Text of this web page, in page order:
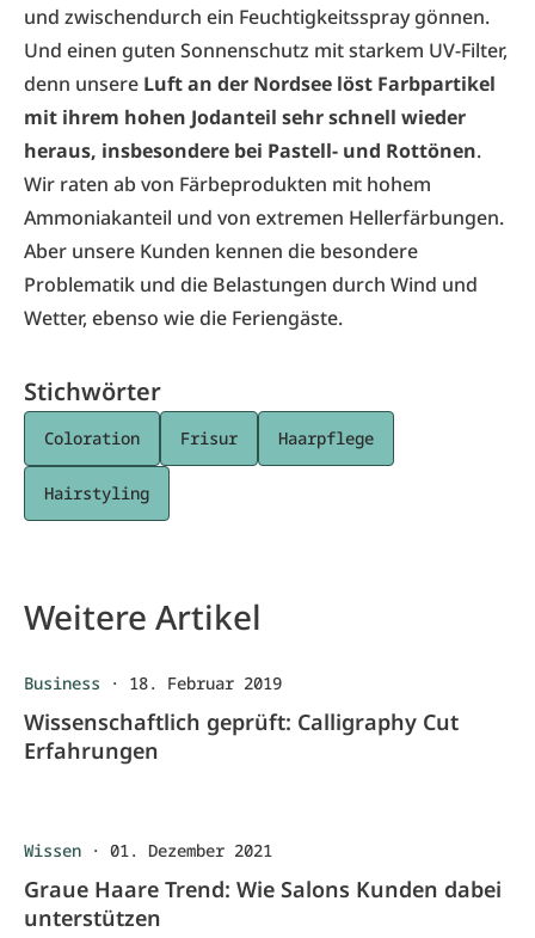
und zwischendurch ein Feuchtigkeitsspray gönnen.
Und einen guten Sonnenschutz mit starkem UV-Filter,
denn unsere Luft an der Nordsee löst Farbpartikel
mit ihrem hohen Jodanteil sehr schnell wieder
heraus, insbesondere bei Pastell- und Rottönen.
Wir raten ab von Färbeprodukten mit hohem
Ammoniakanteil und von extremen Hellerfärbungen.
Aber unsere Kunden kennen die besondere
Problematik und die Belastungen durch Wind und
Wetter, ebenso wie die Feriengäste.
Stichwörter
Coloration Frisur Haarpflege
Hairstyling
Weitere Artikel
Business · 18. Februar 2019
Wissenschaftlich geprüft: Calligraphy Cut
Erfahrungen
Wissen · 01. Dezember 2021
Graue Haare Trend: Wie Salons Kunden dabei
unterstützen